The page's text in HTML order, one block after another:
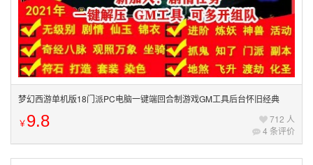
梦幻西游单机版18门派PC电脑一键端回合制游戏GM工具后台怀旧经典
￥9.8
712 人
4 条评价